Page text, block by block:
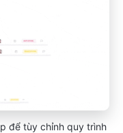
để tùy chỉnh quy trình